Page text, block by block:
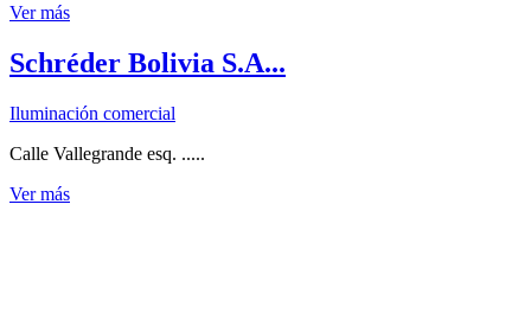
Ver más
Schréder Bolivia S.A...
Iluminación comercial
Calle Vallegrande esq. .....
Ver más